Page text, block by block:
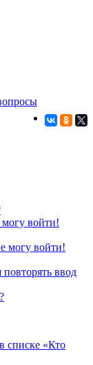
могу войти!
могу войти!
ввод
списке «Кто